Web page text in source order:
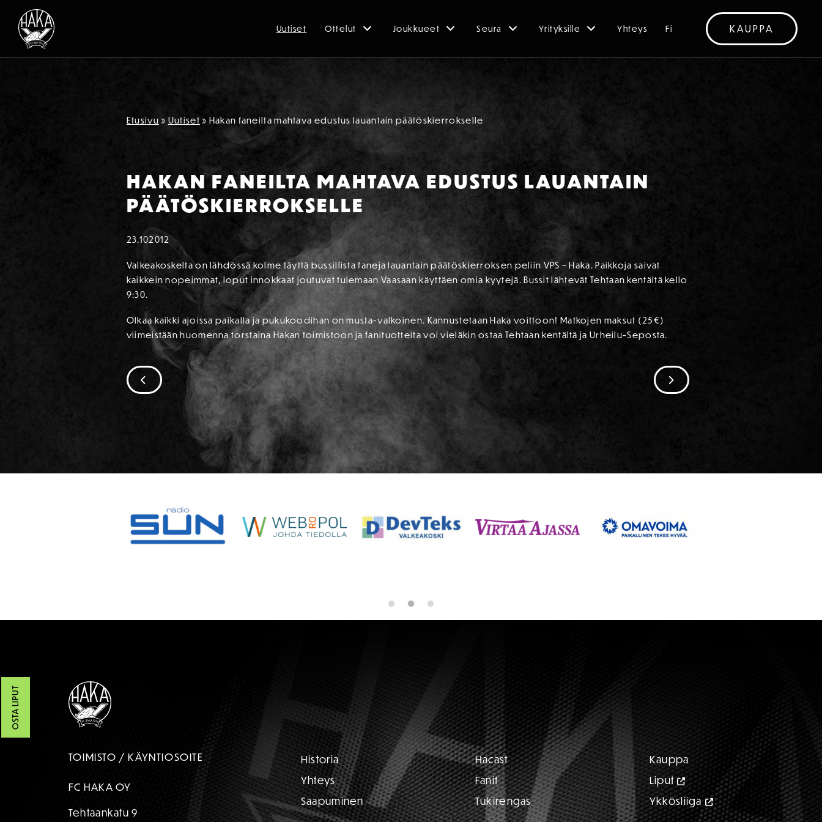
Siirry sisältöön
Uutiset Ottelut Joukkueet Seura Yrityksille Yhteys Fi KAUPPA
Etusivu » Uutiset » Hakan faneilta mahtava edustus lauantain päätöskierrokselle
HAKAN FANEILTA MAHTAVA EDUSTUS LAUANTAIN
PÄÄTÖSKIERROKSELLE
23.102012
Valkeakoskelta on lähdössä kolme täyttä bussillista faneja lauantain päätöskierroksen peliin VPS – Haka. Paikkoja saivat
kaikkein nopeimmat, loput innokkaat joutuvat tulemaan Vaasaan käyttäen omia kyytejä. Bussit lähtevät Tehtaan kentältä kello
9:30.
Olkaa kaikki ajoissa paikalla ja pukukoodihan on musta-valkoinen. Kannustetaan Haka voittoon! Matkojen maksut (25€)
viimeistään huomenna torstaina Hakan toimistoon ja fanituotteita voi vieläkin ostaa Tehtaan kentältä ja Urheilu-Seposta.
SIIRRY SEURAAVAAN
SIIRRY EDELLISEEN
OSTA LIPUT
TOIMISTO / KÄYNTIOSOITE
FC HAKA OY
Tehtaankatu 9
Historia
Yhteys
Saapuminen
Hacast
Fanit
Tukirengas
Kauppa
Liput
Ykkösliiga